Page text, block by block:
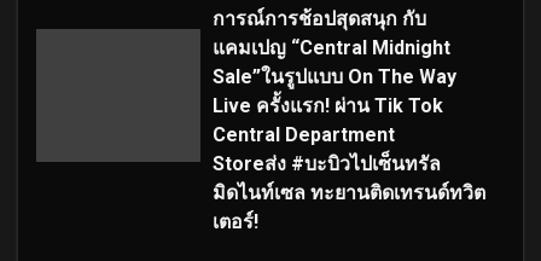
การณ์การช้อปสุดสนุก กับ
แคมเปญ “Central Midnight
Sale”ในรูปแบบ On The Way
Live ครั้งแรก! ผ่าน Tik Tok
Central Department
Storeส่ง #บะบิวไปเซ็นทรัล
มิดไนท์เซล ทะยานติดเทรนด์ทวิต
เตอร์!